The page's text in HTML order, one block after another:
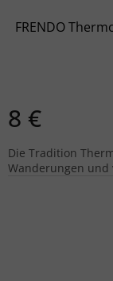
FRENDO
8 €
Die Tradition
Wanderungen und